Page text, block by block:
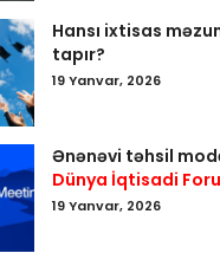
Hansı ixtisas
tapır?
19 Yanvar, 2026
Ənənəvi təhsil
Dünya İqtisadi
19 Yanvar, 2026